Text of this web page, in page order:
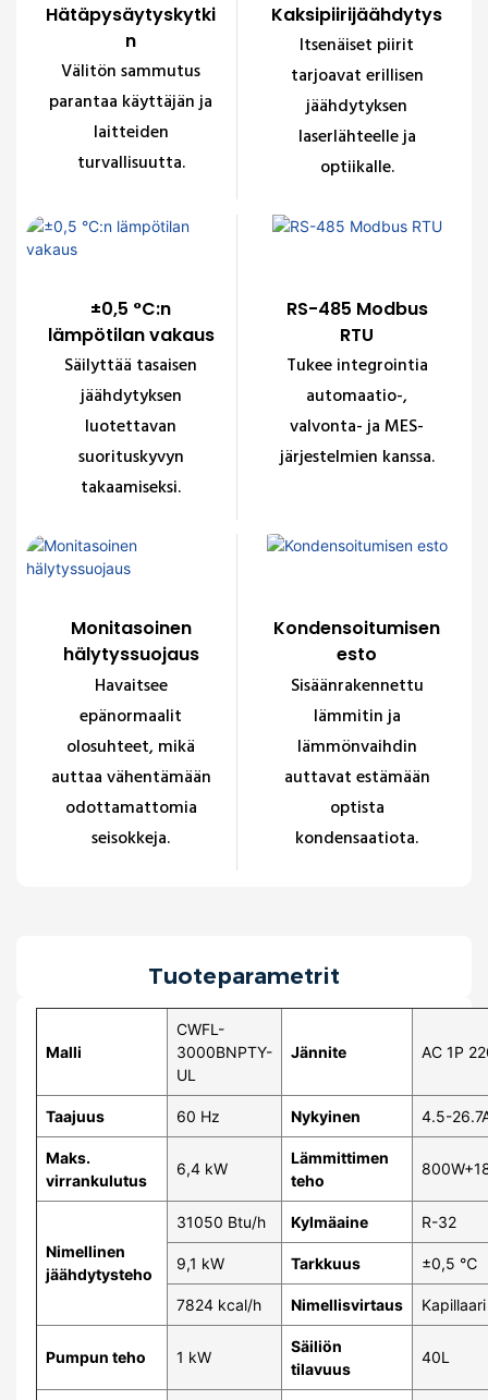
Hätäpysäytyskytki
n
Välitön sammutus
parantaa käyttäjän ja
laitteiden
turvallisuutta.
Kaksipiirijäähdytys
Itsenäiset piirit
tarjoavat erillisen
jäähdytyksen
laserlähteelle ja
optiikalle.
±0,5 °C:n
lämpötilan vakaus
Säilyttää tasaisen
jäähdytyksen
luotettavan
suorituskyvyn
takaamiseksi.
RS-485 Modbus
RTU
Tukee integrointia
automaatio-,
valvonta- ja MES-
järjestelmien kanssa.
Monitasoinen
hälytyssuojaus
Havaitsee
epänormaalit
olosuhteet, mikä
auttaa vähentämään
odottamattomia
seisokkeja.
Kondensoitumisen
esto
Sisäänrakennettu
lämmitin ja
lämmönvaihdin
auttavat estämään
optista
kondensaatiota.
Tuoteparametrit
Malli
CWFL-
3000BNPTY-
UL
Jännite AC 1P
Taajuus 60 Hz Nykyinen 4.5-
Maks.
virrankulutus
6,4 kW
Lämmittimen
teho
Nimellinen
jäähdytysteho
31050 Btu/h Kylmäaine R-32
9,1 kW Tarkkuus ±0,5 ℃
7824 kcal/h Nimellisvirtaus Kapillaari
Pumpun teho 1 kW
Säiliön
tilavuus
40L